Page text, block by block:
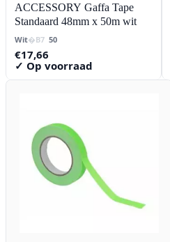
ACCESSORY Gaffa Tape
Standaard 48mm x 50m wit
Wit 50
€17,66
✓ Op voorraad